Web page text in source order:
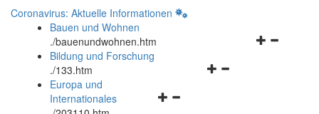
Coronavirus: Aktuelle Informationen
Bauen und Wohnen
./bauenundwohnen.htm
Navigationsmenü
Bildung und Forschung
./133.htm
Navigationsmenü
Europa und
Internationales